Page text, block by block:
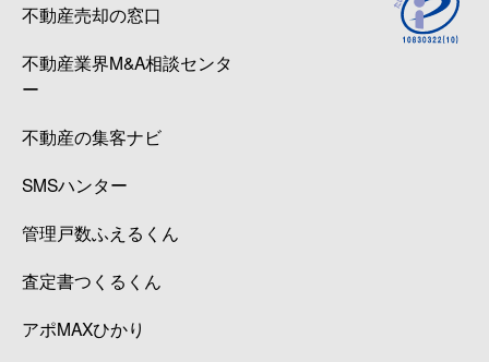
不動産売却の窓口
不動産業界M&A相談センタ
ー
不動産の集客ナビ
SMSハンター
管理戸数ふえるくん
査定書つくるくん
アポMAXひかり